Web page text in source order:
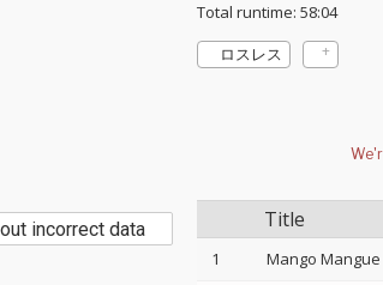
Total runtime: 58:04
ロスレス
Title
1 Mango Mangue
incorrect data